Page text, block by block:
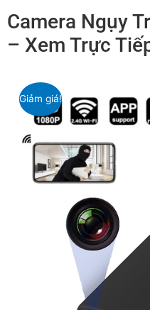
Camera Ngụy
– Xem Trực
Giảm giá!